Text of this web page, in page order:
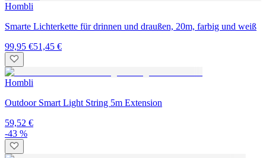
Hombli
Smarte Lichterkette für drinnen und draußen, 20m, farbig und weiß
99,95 €51,45 €
Hombli
Outdoor Smart Light String 5m Extension
59,52 €
-43 %